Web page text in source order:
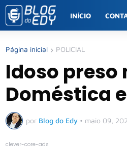
INÍCIO
Página inicial POLICIAL
Idoso preso
Doméstica
por Blog do Edy • maio 09,
clever-core-ads